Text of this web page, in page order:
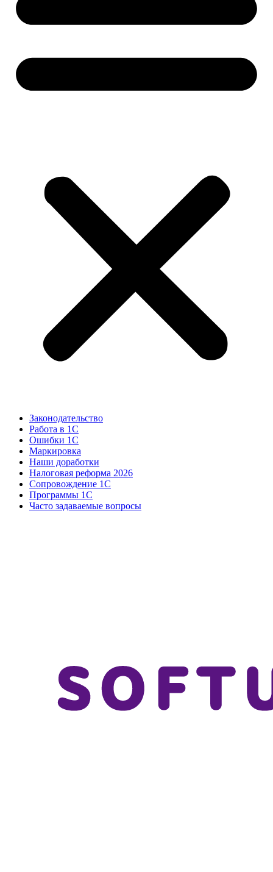
Законодательство
Работа в 1С
Ошибки 1С
Маркировка
Наши доработки
Налоговая реформа 2026
Сопровождение 1С
Программы 1С
Часто задаваемые вопросы